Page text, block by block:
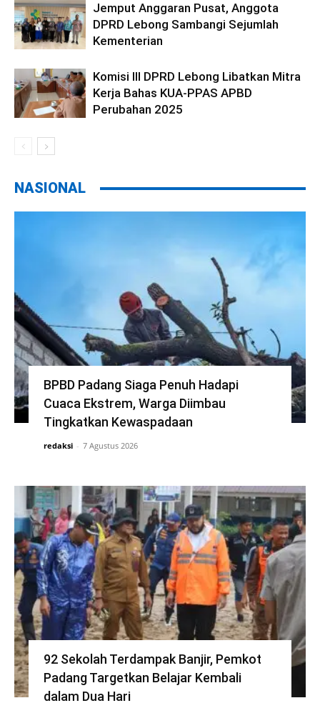
Jemput Anggaran Pusat, Anggota
DPRD Lebong Sambangi Sejumlah
Kementerian
Komisi III DPRD Lebong Libatkan Mitra
Kerja Bahas KUA-PPAS APBD
Perubahan 2025
NASIONAL
BPBD Padang Siaga Penuh Hadapi
Cuaca Ekstrem, Warga Diimbau
Tingkatkan Kewaspadaan
redaksi - 7 Agustus 2026
92 Sekolah Terdampak Banjir, Pemkot
Padang Targetkan Belajar Kembali
dalam Dua Hari